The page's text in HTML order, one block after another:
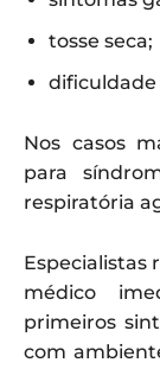
tosse seca;
dificuldade
Nos casos
para
respiratória
médico
primeiros
com